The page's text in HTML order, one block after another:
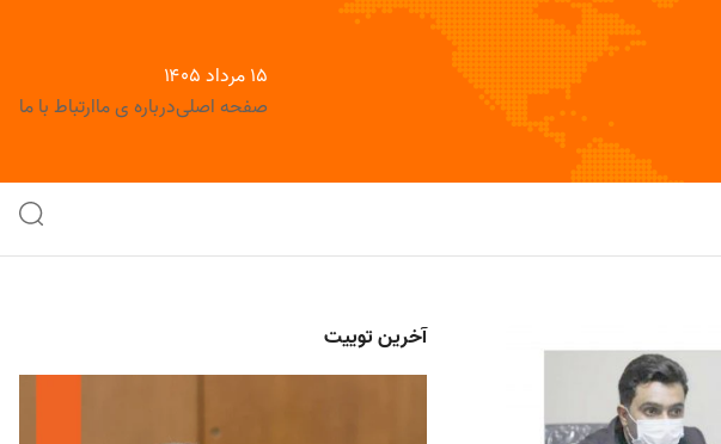
۱۵ مرداد ۱۴۰۵
صفحه اصلیدرباره ی ماارتباط با ما
آخرین توییت